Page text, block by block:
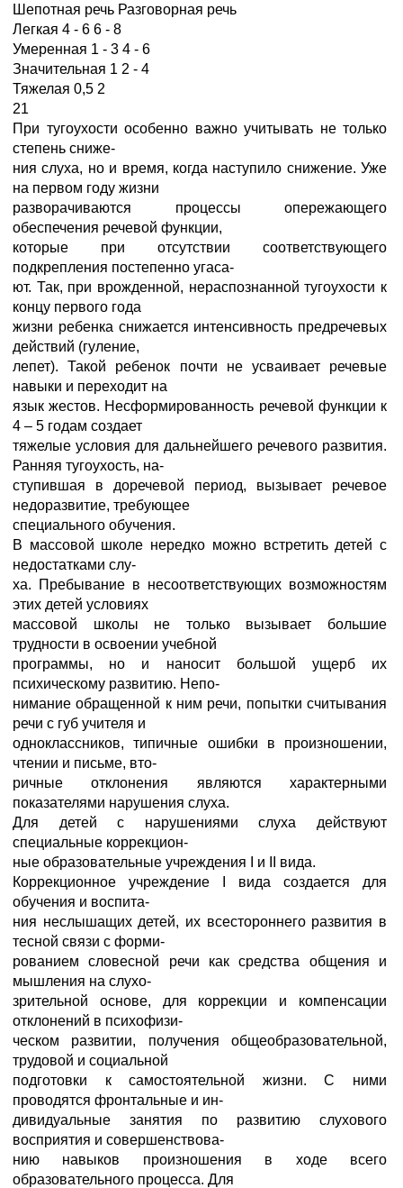
Шепотная речь Разговорная речь
Легкая 4 - 6 6 - 8
Умеренная 1 - 3 4 - 6
Значительная 1 2 - 4
Тяжелая 0,5 2
21
При тугоухости особенно важно учитывать не только
степень сниже-
ния слуха, но и время, когда наступило снижение. Уже
на первом году жизни
разворачиваются процессы опережающего
обеспечения речевой функции,
которые при отсутствии соответствующего
подкрепления постепенно угаса-
ют. Так, при врожденной, нераспознанной тугоухости к
концу первого года
жизни ребенка снижается интенсивность предречевых
действий (гуление,
лепет). Такой ребенок почти не усваивает речевые
навыки и переходит на
язык жестов. Несформированность речевой функции к
4 – 5 годам создает
тяжелые условия для дальнейшего речевого развития.
Ранняя тугоухость, на-
ступившая в доречевой период, вызывает речевое
недоразвитие, требующее
специального обучения.
В массовой школе нередко можно встретить детей с
недостатками слу-
ха. Пребывание в несоответствующих возможностям
этих детей условиях
массовой школы не только вызывает большие
трудности в освоении учебной
программы, но и наносит большой ущерб их
психическому развитию. Непо-
нимание обращенной к ним речи, попытки считывания
речи с губ учителя и
одноклассников, типичные ошибки в произношении,
чтении и письме, вто-
ричные отклонения являются характерными
показателями нарушения слуха.
Для детей с нарушениями слуха действуют
специальные коррекцион-
ные образовательные учреждения I и II вида.
Коррекционное учреждение I вида создается для
обучения и воспита-
ния неслышащих детей, их всестороннего развития в
тесной связи с форми-
рованием словесной речи как средства общения и
мышления на слухо-
зрительной основе, для коррекции и компенсации
отклонений в психофизи-
ческом развитии, получения общеобразовательной,
трудовой и социальной
подготовки к самостоятельной жизни. С ними
проводятся фронтальные и ин-
дивидуальные занятия по развитию слухового
восприятия и совершенствова-
нию навыков произношения в ходе всего
образовательного процесса. Для